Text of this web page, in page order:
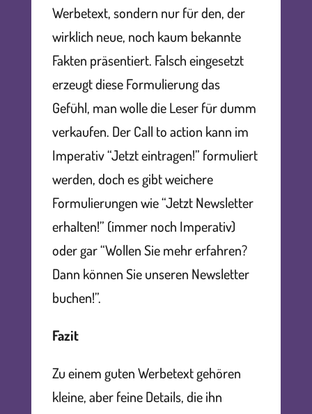
Werbetext, sondern nur für den, der
wirklich neue, noch kaum bekannte
Fakten präsentiert. Falsch eingesetzt
erzeugt diese Formulierung das
Gefühl, man wolle die Leser für dumm
verkaufen. Der Call to action kann im
Imperativ “Jetzt eintragen!” formuliert
werden, doch es gibt weichere
Formulierungen wie “Jetzt Newsletter
erhalten!” (immer noch Imperativ)
oder gar “Wollen Sie mehr erfahren?
Dann können Sie unseren Newsletter
buchen!”.
Fazit
Zu einem guten Werbetext gehören
kleine, aber feine Details, die ihn